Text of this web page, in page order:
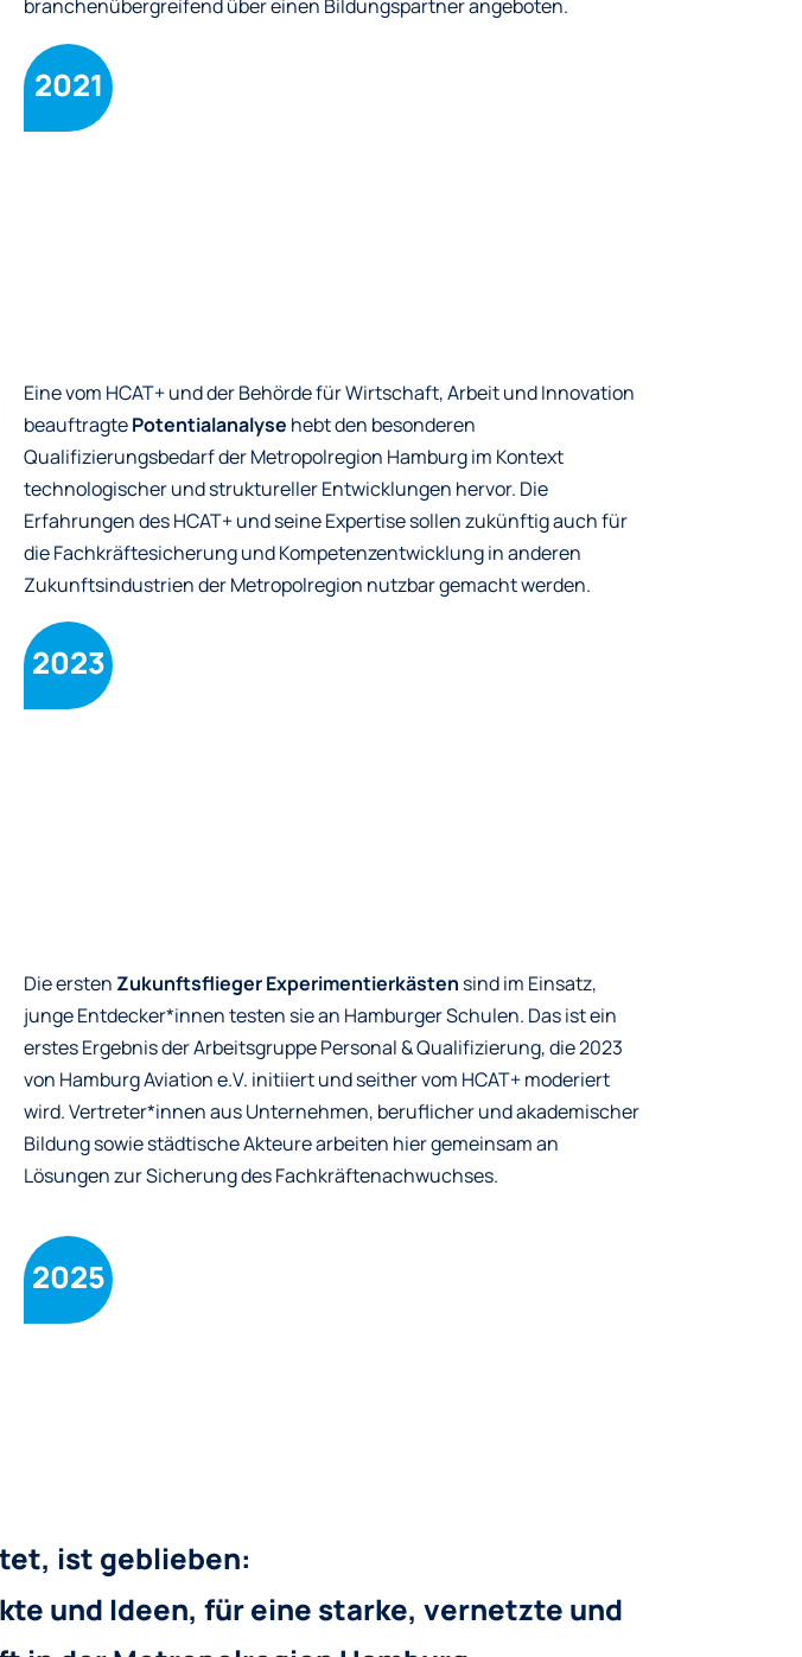
branchenübergreifend über einen Bildungspartner angeboten.
2021
Eine vom HCAT+ und der Behörde für Wirtschaft, Arbeit und Innovation
beauftragtePotentialanalyse hebt den besonderen
Qualifizierungsbedarf der Metropolregion Hamburg im Kontext
technologischer und struktureller Entwicklungen hervor. Die
Erfahrungen des HCAT+ und seine Expertise sollen zukünftig auch für
die Fachkräftesicherung und Kompetenzentwicklung in anderen
Zukunftsindustrien der Metropolregion nutzbar gemacht werden.
2023
Die ersten Zukunftsflieger Experimentierkästen sind im Einsatz,
junge Entdecker*innen testen sie an Hamburger Schulen. Das ist ein
erstes Ergebnis der Arbeitsgruppe Personal & Qualifizierung, die 2023
von Hamburg Aviation e.V. initiiert und seither vom HCAT+ moderiert
wird. Vertreter*innen aus Unternehmen, beruflicher und akademischer
Bildung sowie städtische Akteure arbeiten hier gemeinsam an
Lösungen zur Sicherung des Fachkräftenachwuchses.
2025
ist geblieben:
und Ideen, für eine starke, vernetzte und